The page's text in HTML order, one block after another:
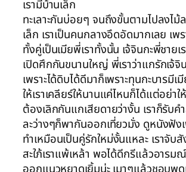
เรามีบ้านเล็ก
ทะเลาะกันบ่อยๆ จนถึงขั้นตามไปลงไม้
เล็ก เราเป็นคนกลางอึดอัดมากเลย เพร
ทั้งคู่เป็นเมียพี่เราทั้งนั้น เจ้จินกะพี่ชายเ
เปิดศึกกันขนานใหญ่ พี่เราว่าแกรักเจ้จิ
เพราะได้ดิบได้ดีมาก็เพราะทุนกะบารมี
ให้เราเคลียร์ให้นานแค่ไหนก็ได้แต่อย่าให้
ต้องเลิกกันแกเสียดายว่างั้น เราก็รับค
ละว่างๆก็พากันออกเที่ยวมั่ง ดูหนังฟัง
ทำเหมือนเป็นคู่รักใหม่งั้นแหละ เราจับ
สะใภ้เราแพ้เหล้า พอได้ดีกรีแล้วอารม